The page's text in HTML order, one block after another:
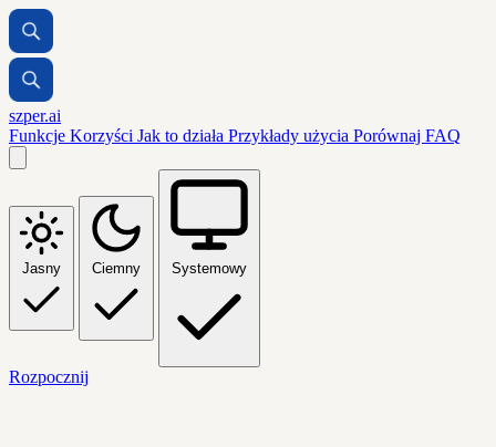
szper.ai
Funkcje Korzyści Jak to działa Przykłady użycia Porównaj FAQ
Jasny Ciemny Systemowy
Rozpocznij